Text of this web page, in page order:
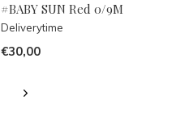
#BABY SUN Red 0/9M
Deliverytime
€30,00